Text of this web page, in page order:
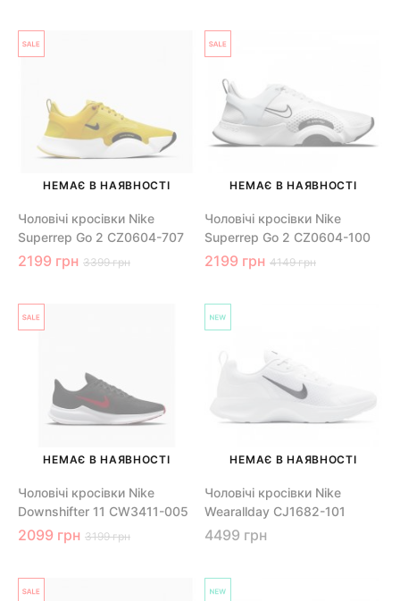
НЕМАЄ В НАЯВНОСТІ
Чоловічі кросівки Nike
Superrep Go 2 CZ0604-707
2199 грн 3399 грн
НЕМАЄ В НАЯВНОСТІ
Чоловічі кросівки Nike
Superrep Go 2 CZ0604-100
2199 грн 4149 грн
НЕМАЄ В НАЯВНОСТІ
Чоловічі кросівки Nike
Downshifter 11 CW3411-005
2099 грн 3199 грн
НЕМАЄ В НАЯВНОСТІ
Чоловічі кросівки Nike
Wearallday CJ1682-101
4499 грн